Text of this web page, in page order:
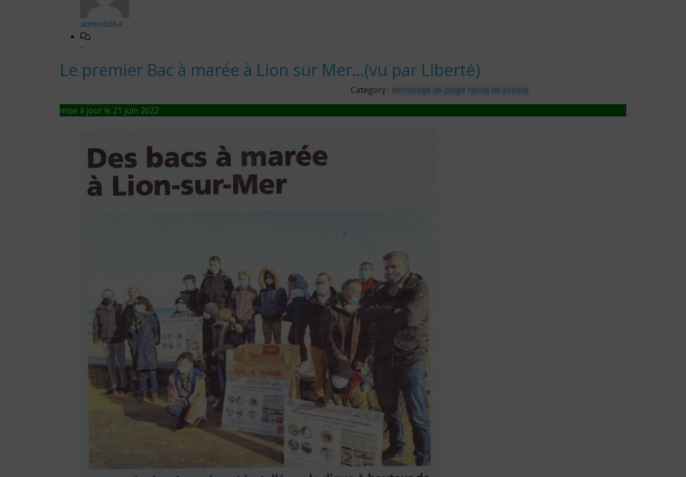
admin6064
-
Le premier Bac à marée à Lion sur Mer…(vu par Liberté)
Category : nettoyage de plage revue de presse
mise à jour le 21 juin 2022